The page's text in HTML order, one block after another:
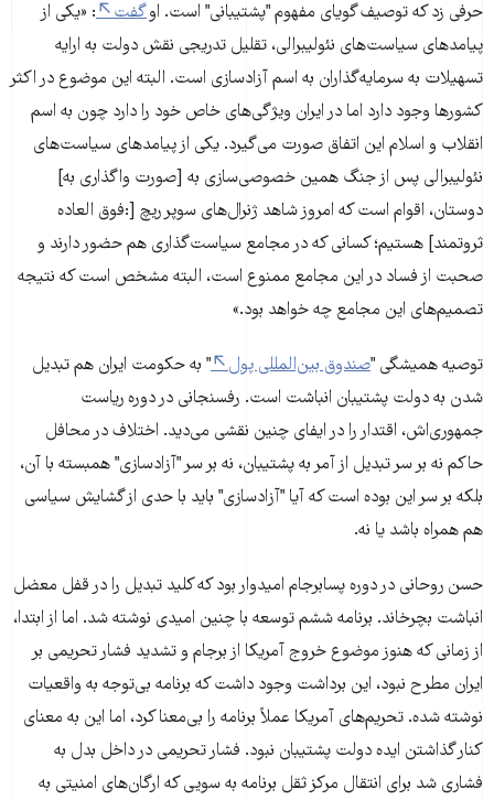
حرفی زد که توصیف گویای مفهوم "پشتیبانی" است. اوگفت
: «یکی از
پیامدهای سیاست‌های نئولیبرالی، تقلیل تدریجی نقش دولت به ارایه
تسهیلات به سرمایه‌گذاران به اسم آزادسازی است. البته این موضوع در اکثر
کشورها وجود دارد اما در ایران ویژگی‌های خاص خود را دارد چون به اسم
انقلاب و اسلام این اتفاق صورت می‌گیرد. یکی از پیامدهای سیاست‌های
نئولیبرالی پس از جنگ همین خصوصی‌سازی به [صورت واگذاری به]
دوستان، اقوام است که امروز شاهد ژنرال‌های سوپر ریچ [:فوق العاده
ثروتمند] هستیم؛ کسانی که در مجامع سیاست‌گذاری هم حضور دارند و
صحبت از فساد در این مجامع ممنوع است، البته مشخص است که نتیجه
تصمیم‌های این مجامع چه خواهد بود.»
توصیه همیشگی "صندوق بین‌المللی پول
" به حکومت ایران هم تبدیل
شدن به دولت پشتیبان انباشت است. رفسنجانی در دوره ریاست
جمهوری‌اش، اقتدار را در ایفای چنین نقشی می‌دید. اختلاف در محافل
حاکم نه بر سر تبدیل از آمر به پشتیبان، نه بر سر "آزادسازی" همبسته با آن،
بلکه بر سر این بوده است که آیا "آزادسازی" باید با حدی از گشایش سیاسی
هم همراه باشد یا نه.
حسن روحانی در دوره پسابرجام امیدوار بود که کلید تبدیل را در قفل معضل
انباشت بچرخاند. برنامه ششم توسعه با چنین امیدی نوشته شد. اما از ابتدا،
از زمانی که هنوز موضوع خروج آمریکا از برجام و تشدید فشار تحریمی بر
ایران مطرح نبود، این برداشت وجود داشت که برنامه بی‌توجه به واقعیات
نوشته شده. تحریم‌های آمریکا عملاً برنامه را بی‌معنا کرد، اما این به معنای
کنار گذاشتن ایده دولت پشتیبان نبود. فشار تحریمی در داخل بدل به
فشاری شد برای انتقال مرکز ثقل برنامه به سویی که ارگان‌های امنیتی به